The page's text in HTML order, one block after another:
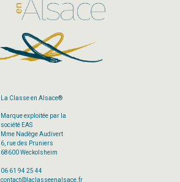
La Classe en Alsace®
Marque exploitée par la
société EAS
Mme Nadège Audivert
6, rue des Pruniers
68600 Weckolsheim
06 61 94 25 44
contact@laclasseenalsace.fr